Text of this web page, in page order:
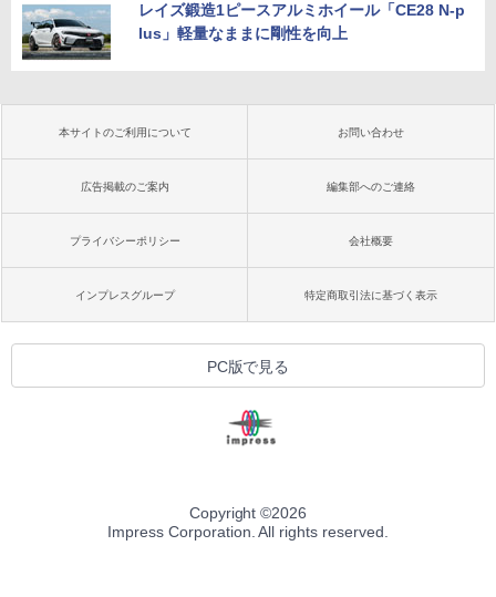
レイズ鍛造1ピースアルミホイール「CE28 N-p
lus」軽量なままに剛性を向上
本サイトのご利用について お問い合わせ
広告掲載のご案内 編集部へのご連絡
プライバシーポリシー 会社概要
インプレスグループ 特定商取引法に基づく表示
PC版で見る
Copyright ©2026
Impress Corporation. All rights reserved.